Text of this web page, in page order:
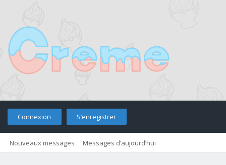
Connexion S’enregistrer
Nouveaux messages Messages d’aujourd’hui